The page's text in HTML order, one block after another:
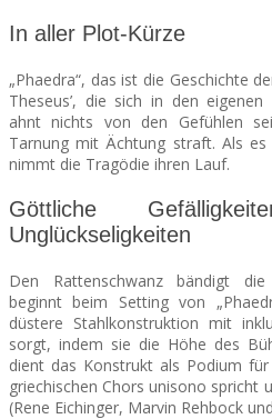
In aller Plot-Kürze
„Phaedra“, das ist die Geschichte
Theseus’, die sich in den
ahnt nichts von den Gefühlen
Tarnung mit Ächtung straft. Als
nimmt die Tragödie ihren Lauf.
Göttliche
Unglückseligkeiten
Den Rattenschwanz bändigt
beginnt beim Setting von
düstere Stahlkonstruktion mit
sorgt, indem sie die Höhe des
dient das Konstrukt als Podium
griechischen Chors unisono spricht
(Rene Eichinger, Marvin Rehbock